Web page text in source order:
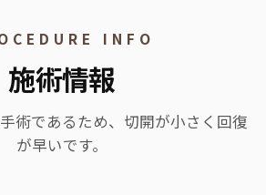
INFO
施術情報
術であるため、切開が小さく回復
が早いです。